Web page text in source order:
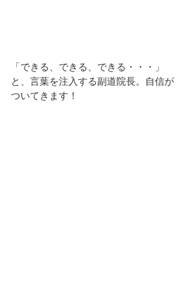
「できる、できる、できる・・・」
と、言葉を注入する副道院長。自信が
ついてきます！